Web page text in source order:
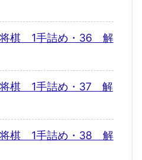
将棋 1手詰め・36 解
将棋 1手詰め・37 解
将棋 1手詰め・38 解